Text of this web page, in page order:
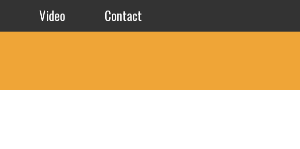
Video Contact